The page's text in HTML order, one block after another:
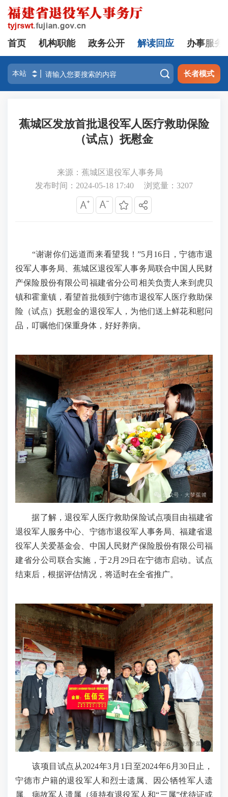
首页 机构职能 政务公开 解读回应 办事服务
 长者模式
蕉城区发放首批退役军人医疗救助保险
（试点）抚慰金
来源：蕉城区退役军人事务局
发布时间：2024-05-18 17:40
浏览量： 3207
“谢谢你们远道而来看望我！”5月16日，宁德市退
役军人事务局、蕉城区退役军人事务局联合中国人民财
产保险股份有限公司福建省分公司相关负责人来到虎贝
镇和霍童镇，看望首批领到宁德市退役军人医疗救助保
险（试点）抚慰金的退役军人，为他们送上鲜花和慰问
品，叮嘱他们保重身体，好好养病。
据了解，退役军人医疗救助保险试点项目由福建省
退役军人服务中心、宁德市退役军人事务局、福建省退
役军人关爱基金会、中国人民财产保险股份有限公司福
建省分公司联合实施，于2月29日在宁德市启动。试点
结束后，根据评估情况，将适时在全省推广。
该项目试点从2024年3月1日至2024年6月30日止，
宁德市户籍的退役军人和烈士遗属、因公牺牲军人遗
属、病故军人遗属（须持有退役军人和“三属”优待证或